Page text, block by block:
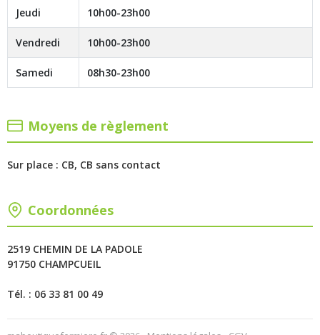
Jeudi 10h00-23h00
Vendredi 10h00-23h00
Samedi 08h30-23h00
Moyens de règlement
Sur place : CB, CB sans contact
Coordonnées
2519 CHEMIN DE LA PADOLE
91750 CHAMPCUEIL
Tél. : 06 33 81 00 49